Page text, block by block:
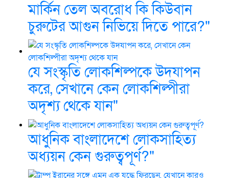
মার্কিন তেল অবরোধ কি কিউবান
চুরুটের আগুন নিভিয়ে দিতে পারে?"
যে সংস্কৃতি লোকশিল্পকে উদযাপন
করে, সেখানে কেন লোকশিল্পীরা
অদৃশ্য থেকে যান"
আধুনিক বাংলাদেশে লোকসাহিত্য
অধ্যয়ন কেন গুরুত্বপূর্ণ?"